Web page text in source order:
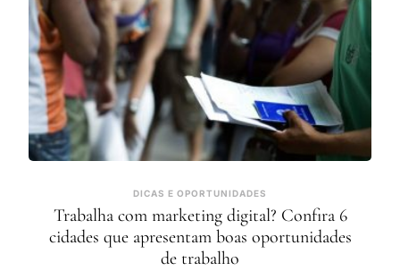
DICAS E OPORTUNIDADES
Trabalha com marketing digital? Confira 6
cidades que apresentam boas oportunidades
de trabalho